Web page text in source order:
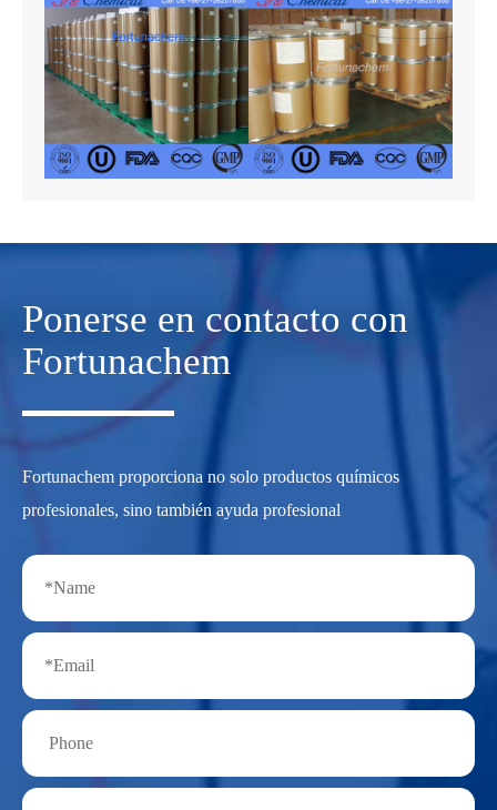
Ponerse en contacto con
Fortunachem
Fortunachem proporciona no solo productos químicos
profesionales, sino también ayuda profesional